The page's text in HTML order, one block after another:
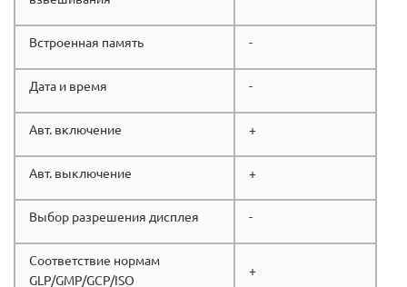
Встроенная память -
Дата и время -
Авт. включение +
Авт. выключение +
Выбор разрешения дисплея -
Соответствие нормам
GLP/GMP/GCP/ISO
+